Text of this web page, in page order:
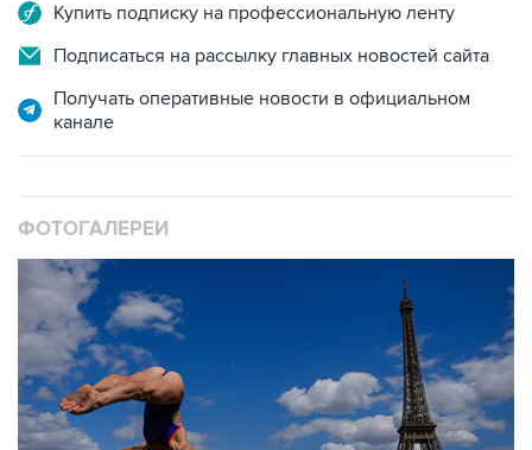
Купить подписку на профессиональную ленту
Подписаться на рассылку главных новостей сайта
Получать оперативные новости в официальном
канале
ФОТОГАЛЕРЕИ